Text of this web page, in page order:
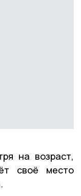
на возраст,
своё место